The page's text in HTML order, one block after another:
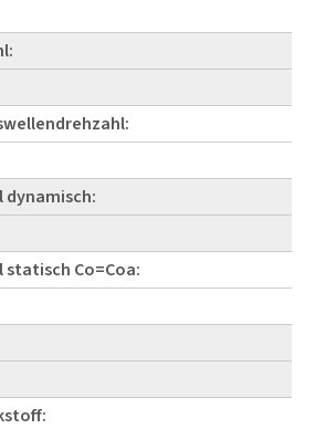
dynamisch:
statisch Co=Coa: